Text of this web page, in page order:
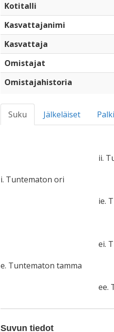
Kotitalli
Kasvattajanimi
Kasvattaja
Omistajat
Omistajahistoria
Suku Jälkeläiset
i. Tuntematon ori
ii.
ie.
e. Tuntematon tamma
ei.
ee.
Suvun tiedot